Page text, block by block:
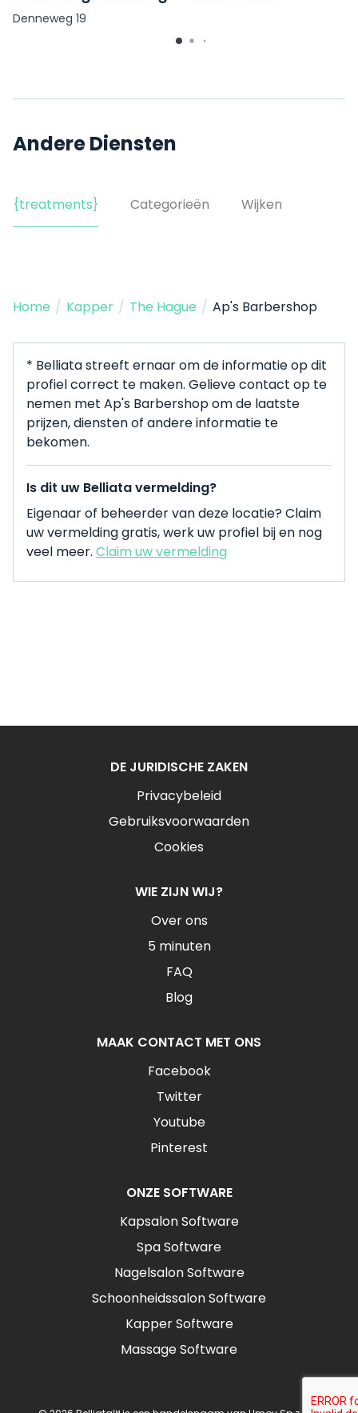
Denneweg 19
Andere Diensten
{treatments} Categorieën Wijken
Home / Kapper / The Hague / Ap's Barbershop
* Belliata streeft ernaar om de informatie op dit
profiel correct te maken. Gelieve contact op te
nemen met Ap's Barbershop om de laatste
prijzen, diensten of andere informatie te
bekomen.
Is dit uw Belliata vermelding?
Eigenaar of beheerder van deze locatie? Claim
uw vermelding gratis, werk uw profiel bij en nog
veel meer. Claim uw vermelding
DE JURIDISCHE ZAKEN
Privacybeleid
Gebruiksvoorwaarden
Cookies
WIE ZIJN WIJ?
Over ons
5 minuten
FAQ
Blog
MAAK CONTACT MET ONS
Facebook
Twitter
Youtube
Pinterest
ONZE SOFTWARE
Kapsalon Software
Spa Software
Nagelsalon Software
Schoonheidssalon Software
Kapper Software
Massage Software